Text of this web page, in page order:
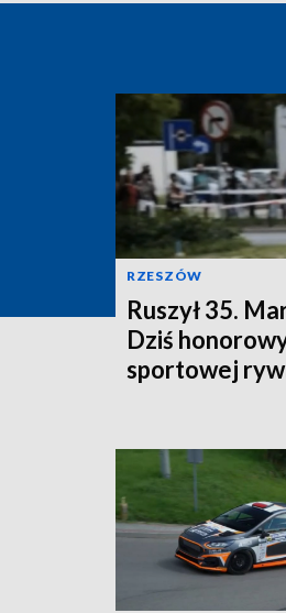
RZESZÓW
Ruszył 35.
Dziś
sportowej